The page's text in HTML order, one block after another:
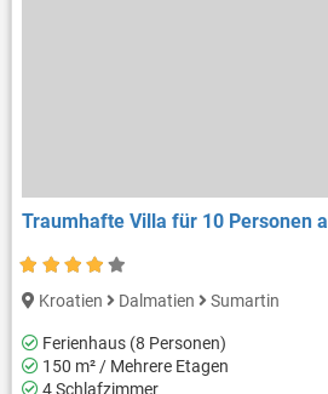
Traumhafte Villa für 10 Personen
Kroatien Dalmatien Sumartin
Ferienhaus (8 Personen)
150 m² / Mehrere Etagen
4 Schlafzimmer